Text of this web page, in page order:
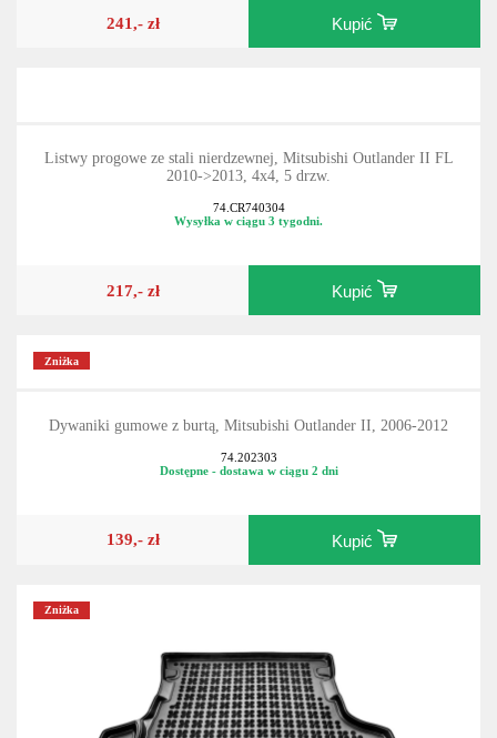
241,- zł Kupić
Listwy progowe ze stali nierdzewnej, Mitsubishi Outlander II FL
2010->2013, 4x4, 5 drzw.
74.CR740304
Wysyłka w ciągu 3 tygodni.
217,- zł Kupić
Zniżka
Dywaniki gumowe z burtą, Mitsubishi Outlander II, 2006-2012
74.202303
Dostępne - dostawa w ciągu 2 dni
139,- zł Kupić
Zniżka